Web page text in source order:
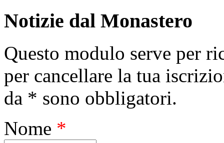
Notizie dal Monastero
Questo modulo serve per
per cancellare la tua
da * sono obbligatori.
Nome *